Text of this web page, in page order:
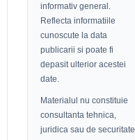
informativ general.
Reflecta informatiile
cunoscute la data
publicarii si poate fi
depasit ulterior acestei
date.
Materialul nu constituie
consultanta tehnica,
juridica sau de securitate